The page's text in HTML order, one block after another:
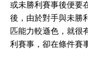
或未勝利賽事後便要
後，由於對手與未勝
匹能力較遜色，就很
利賽事，卻在條件賽